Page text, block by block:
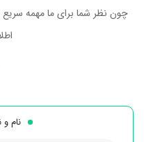
چون نظر شما برای ما مهمه
نام